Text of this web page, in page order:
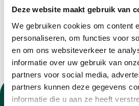
Deze website maakt gebruik van
We gebruiken cookies om content
personaliseren, om functies voor
en om ons websiteverkeer te
informatie over uw gebruik van
partners voor social media,
partners kunnen deze gegevens
informatie die u aan ze heeft